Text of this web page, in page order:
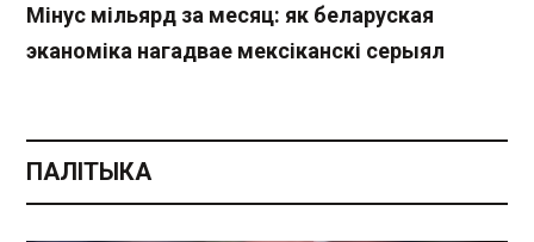
Мінус мільярд за месяц: як беларуская
эканоміка нагадвае мексіканскі серыял
ПАЛІТЫКА